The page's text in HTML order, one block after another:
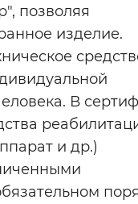
позволяя
изделие.
В
и др.)